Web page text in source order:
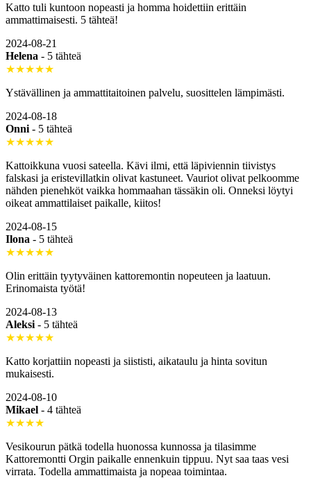
Katto tuli kuntoon nopeasti ja homma hoidettiin erittäin
ammattimaisesti. 5 tähteä!
2024-08-21
Helena - 5 tähteä
★★★★★
Ystävällinen ja ammattitaitoinen palvelu, suosittelen lämpimästi.
2024-08-18
Onni - 5 tähteä
★★★★★
Kattoikkuna vuosi sateella. Kävi ilmi, että läpiviennin tiivistys
falskasi ja eristevillatkin olivat kastuneet. Vauriot olivat pelkoomme
nähden pienehköt vaikka hommaahan tässäkin oli. Onneksi löytyi
oikeat ammattilaiset paikalle, kiitos!
2024-08-15
Ilona - 5 tähteä
★★★★★
Olin erittäin tyytyväinen kattoremontin nopeuteen ja laatuun.
Erinomaista työtä!
2024-08-13
Aleksi - 5 tähteä
★★★★★
Katto korjattiin nopeasti ja siististi, aikataulu ja hinta sovitun
mukaisesti.
2024-08-10
Mikael - 4 tähteä
★★★★
Vesikourun pätkä todella huonossa kunnossa ja tilasimme
Kattoremontti Orgin paikalle ennenkuin tippuu. Nyt saa taas vesi
virrata. Todella ammattimaista ja nopeaa toimintaa.